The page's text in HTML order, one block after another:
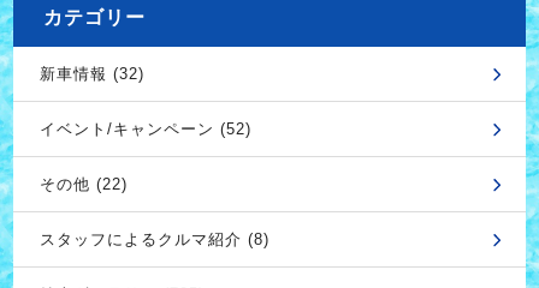
カテゴリー
新車情報 (32)
イベント/キャンペーン (52)
その他 (22)
スタッフによるクルマ紹介 (8)